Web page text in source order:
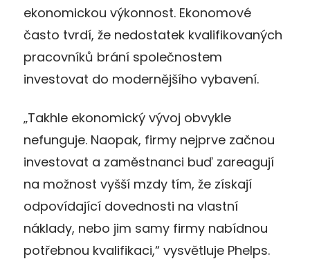
ekonomickou výkonnost. Ekonomové
často tvrdí, že nedostatek kvalifikovaných
pracovníků brání společnostem
investovat do modernějšího vybavení.
„Takhle ekonomický vývoj obvykle
nefunguje. Naopak, firmy nejprve začnou
investovat a zaměstnanci buď zareagují
na možnost vyšší mzdy tím, že získají
odpovídající dovednosti na vlastní
náklady, nebo jim samy firmy nabídnou
potřebnou kvalifikaci,“ vysvětluje Phelps.